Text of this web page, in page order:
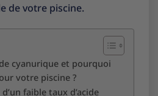
de votre piscine.
cyanurique et pourquoi
votre piscine ?
faible taux d’acide